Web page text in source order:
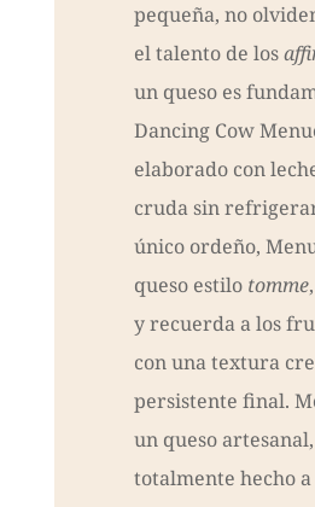
pequeña, no
el talento de los
un queso es
Dancing Cow
elaborado con
cruda sin
único ordeño,
queso estilo tomme
y recuerda a los
con una textura
persistente final.
un queso artesanal,
totalmente hecho